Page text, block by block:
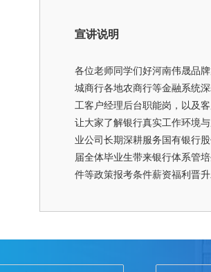
宣讲说明
各位老师同学们好河南伟晟品
城商行各地农商行等金融系统
工客户经理后台职能岗，以及
让大家了解银行真实工作环境
业公司长期深耕服务国有银行
届全体毕业生带来银行体系管
件等政策报考条件薪资福利晋